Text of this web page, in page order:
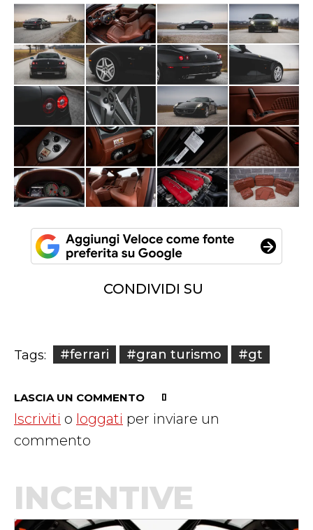
CONDIVIDI SU
Tags: #ferrari #gran turismo #gt
LASCIA UN COMMENTO
Iscriviti o loggati per inviare un
commento
INCENTIVE